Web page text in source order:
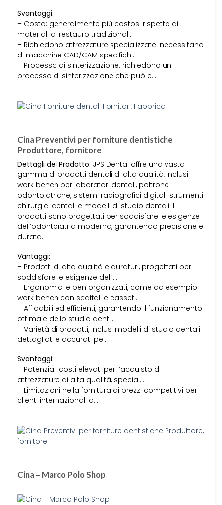
Svantaggi:
– Costo: generalmente più costosi rispetto ai
materiali di restauro tradizionali.
– Richiedono attrezzature specializzate: necessitano
di macchine CAD/CAM specifich…
– Processo di sinterizzazione: richiedono un
processo di sinterizzazione che può e…
Cina Preventivi per forniture dentistiche
Produttore, fornitore
Dettagli del Prodotto: JPS Dental offre una vasta
gamma di prodotti dentali di alta qualità, inclusi
work bench per laboratori dentali, poltrone
odontoiatriche, sistemi radiografici digitali, strumenti
chirurgici dentali e modelli di studio dentali. I
prodotti sono progettati per soddisfare le esigenze
dell’odontoiatria moderna, garantendo precisione e
durata.
Vantaggi:
– Prodotti di alta qualità e duraturi, progettati per
soddisfare le esigenze dell’…
– Ergonomici e ben organizzati, come ad esempio i
work bench con scaffali e casset…
– Affidabili ed efficienti, garantendo il funzionamento
ottimale dello studio dent…
– Varietà di prodotti, inclusi modelli di studio dentali
dettagliati e accurati pe…
Svantaggi:
– Potenziali costi elevati per l’acquisto di
attrezzature di alta qualità, special…
– Limitazioni nella fornitura di prezzi competitivi per i
clienti internazionali a…
Cina – Marco Polo Shop